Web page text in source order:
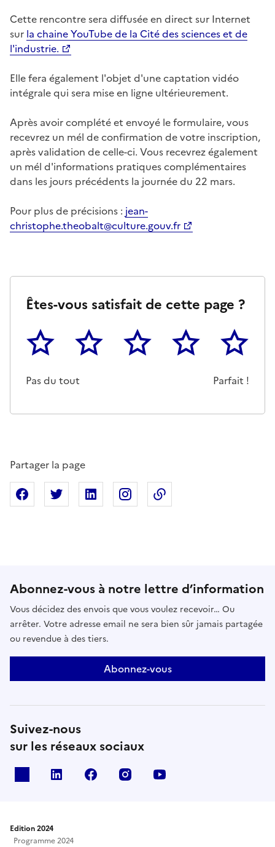
Cette rencontre sera diffusée en direct sur Internet
sur la chaine YouTube de la Cité des sciences et de
l'industrie.
Elle fera également l'objet d'une captation vidéo
intégrale qui sera mise en ligne ultérieurement.
Après avoir complété et envoyé le formulaire, vous
recevrez un mél de confirmation de votre inscription,
après validation de celle-ci. Vous recevrez également
un mél d'informations pratiques complémentaires
dans les jours précédents la journée du 22 mars.
Pour plus de précisions : jean-
christophe.theobalt@culture.gouv.fr
Êtes-vous satisfait de cette page ?
1
Pas du tout
2 3 4 5
Parfait !
Partager la page
Partager sur Facebook
Partager sur XPartager sur Linkedin
Partager sur Instagram
Abonnez-vous à notre lettre d’information
Vous décidez des envois que vous voulez recevoir… Ou
arrêter. Votre adresse email ne sera bien sûr jamais partagée
ou revendue à des tiers.
Abonnez-vous
Suivez-nous
sur les réseaux sociaux
Linkedin Facebook Instagram
Edition 2024
Programme 2024